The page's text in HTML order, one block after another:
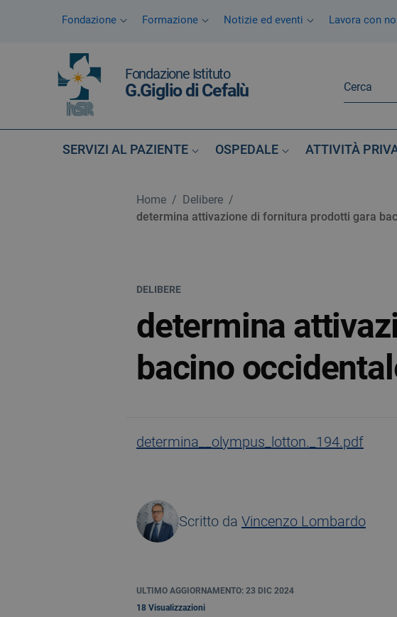
Vai al menu di navigazione
Fondazione Formazione Notizie ed eventi Lavora con
Fondazione Istituto
G.Giglio di Cefalù
SERVIZI AL PAZIENTE OSPEDALE ATTIVITÀ
Home / Delibere /
determina attivazione di fornitura prodotti gara
DELIBERE
determina
bacino
determina__olympus_lotton._194.pdf
Scritto da Vincenzo Lombardo
ULTIMO AGGIORNAMENTO: 23 DIC 2024
18 Visualizzazioni